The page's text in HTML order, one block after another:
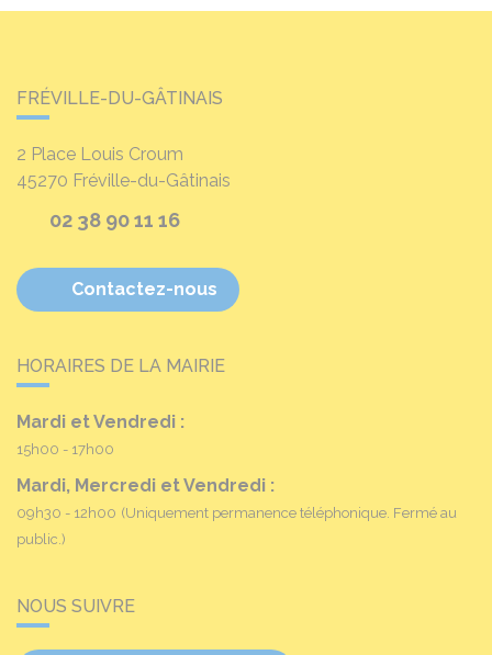
FRÉVILLE-DU-GÂTINAIS
2 Place Louis Croum
45270 Fréville-du-Gâtinais
02 38 90 11 16
Contactez-nous
HORAIRES DE LA MAIRIE
Mardi et Vendredi :
15h00 - 17h00
Mardi, Mercredi et Vendredi :
09h30 - 12h00 (Uniquement permanence téléphonique. Fermé au
public.)
NOUS SUIVRE